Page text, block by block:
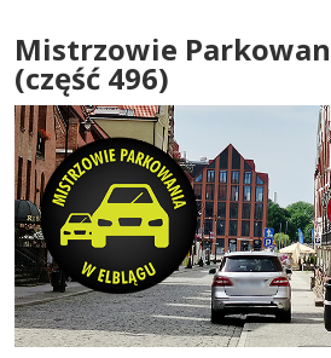
Mistrzowie
(część 496)